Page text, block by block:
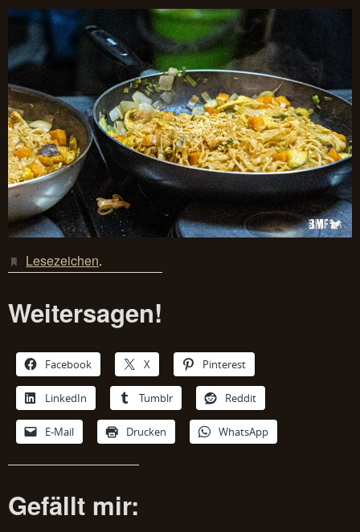
Lesezeichen.
Weitersagen!
Facebook X Pinterest
LinkedIn Tumblr Reddit
E-Mail Drucken WhatsApp
Gefällt mir: